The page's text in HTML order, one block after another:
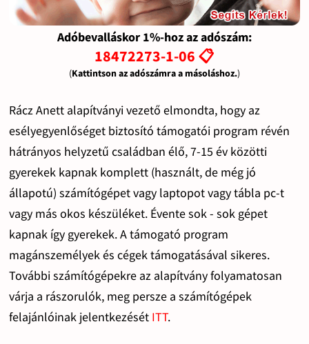
Adóbevalláskor 1%-hoz az adószám:
18472273-1-06 📋
(Kattintson az adószámra a másoláshoz.)
Rácz Anett alapítványi vezető elmondta, hogy az
esélyegyenlőséget biztosító támogatói program révén
hátrányos helyzetű családban élő, 7-15 év közötti
gyerekek kapnak komplett (használt, de még jó
állapotú) számítógépet vagy laptopot vagy tábla pc-t
vagy más okos készüléket. Évente sok - sok gépet
kapnak így gyerekek. A támogató program
magánszemélyek és cégek támogatásával sikeres.
További számítógépekre az alapítvány folyamatosan
várja a rászorulók, meg persze a számítógépek
felajánlóinak jelentkezését ITT.